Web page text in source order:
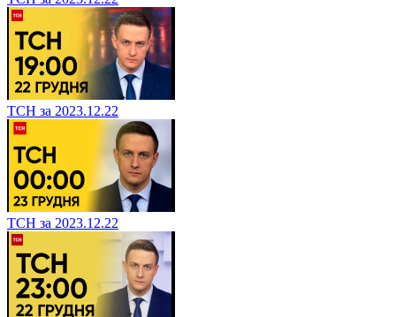
ТСН за 2023.12.22
ТСН за 2023.12.22